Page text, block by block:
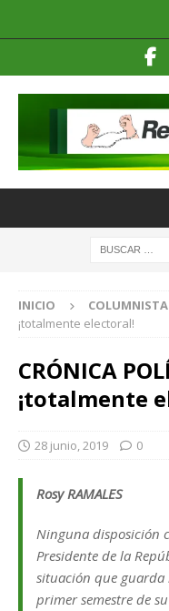
INICIO
¡totalmente electoral!
CRÓNICA
¡totalmente
28 junio, 2019 0
Rosy RAMALES
Ninguna disposición
Presidente de la
situación que
primer semestre de